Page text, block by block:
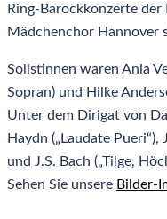
Ring-Barockkonzerte
Mädchenchor Hannover
Solistinnen waren Ania
Sopran) und Hilke
Unter dem Dirigat von
Haydn („Laudate Pueri“),
und J.S. Bach („Tilge,
Sehen Sie unsere Bilder-